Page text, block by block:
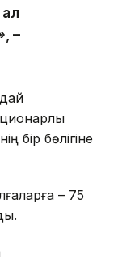
–
бір бөлігіне
– 75